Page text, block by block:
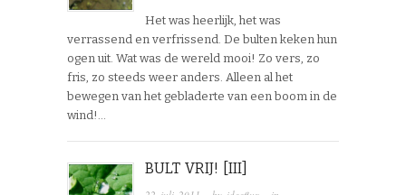
Het was heerlijk, het was
verrassend en verfrissend. De bulten keken hun
ogen uit. Wat was de wereld mooi! Zo vers, zo
fris, zo steeds weer anders. Alleen al het
bewegen van het gebladerte van een boom in de
wind!…
BULT VRIJ! [III]